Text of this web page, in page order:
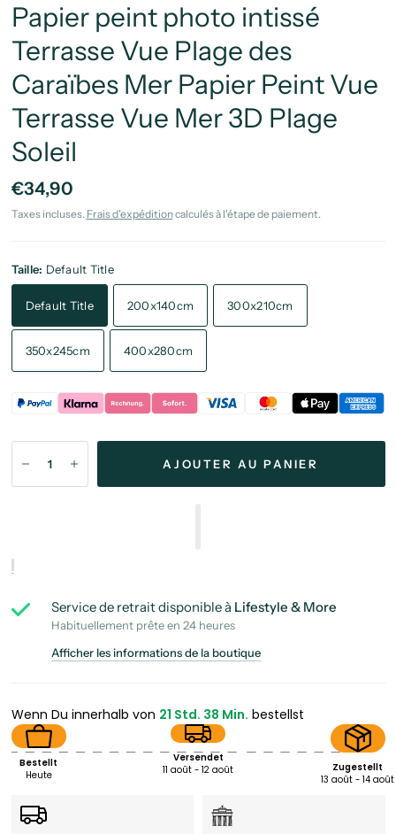
Papier peint photo intissé
Terrasse Vue Plage des
Caraïbes Mer Papier Peint Vue
Terrasse Vue Mer 3D Plage
Soleil
€34,90
Taxes incluses. Frais d'expéditioncalculés à l'étape de paiement.
Taille: Default Title
Default Title 200x140cm 300x210cm
350x245cm 400x280cm
AJOUTER AU PANIER
Service de retrait disponible à Lifestyle & More
Habituellement prête en 24 heures
Afficher les informations de la boutique
Wenn Du innerhalb von 21 Std. 38 Min. bestellst
Bestellt
Heute
Versendet
11 août - 12 août
Zugestellt
13 août - 14 août